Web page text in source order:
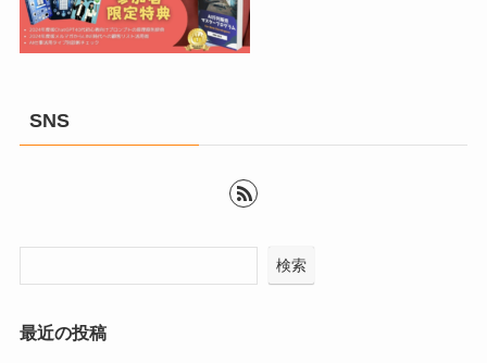
SNS
検索
最近の投稿